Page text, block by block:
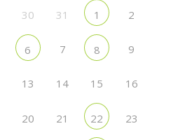
30 31 1 2
6 7 8 9
13 14 15 16
20 21 22 23